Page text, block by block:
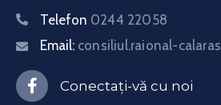
Telefon 0244 22058
Email: consiliul.raional-
Conectați-vă cu noi